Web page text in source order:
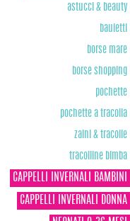
astucci & beauty
bauletti
borse mare
borse shopping
pochette
pochette a tracolla
zaini & tracolle
tracolline bimba
CAPPELLI INVERNALI BAMBINI
CAPPELLI INVERNALI DONNA